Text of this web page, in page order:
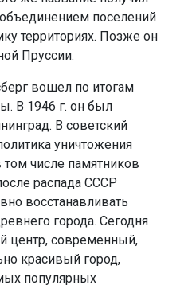
поселений
территориях. Позже он
Пруссии.
вошел по итогам
В 1946 г. он был
В советский
уничтожения
том числе памятников
распада СССР
восстанавливать
города. Сегодня
центр, современный,
красивый город,
популярных